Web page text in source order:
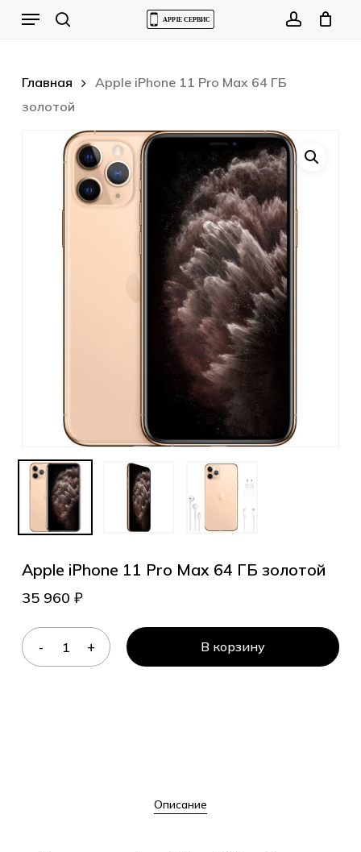
Menu
Главная
Apple iPhone 11 Pro Max 64 ГБ
золотой
Apple iPhone 11 Pro Max 64 ГБ золотой
35 960 ₽
В корзину
Описание